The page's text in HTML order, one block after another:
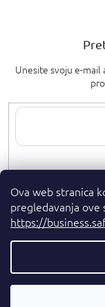
Ova web stranica
pregledavanja
https://
Unesite svoju e-mail
Upisom
Autorska prava